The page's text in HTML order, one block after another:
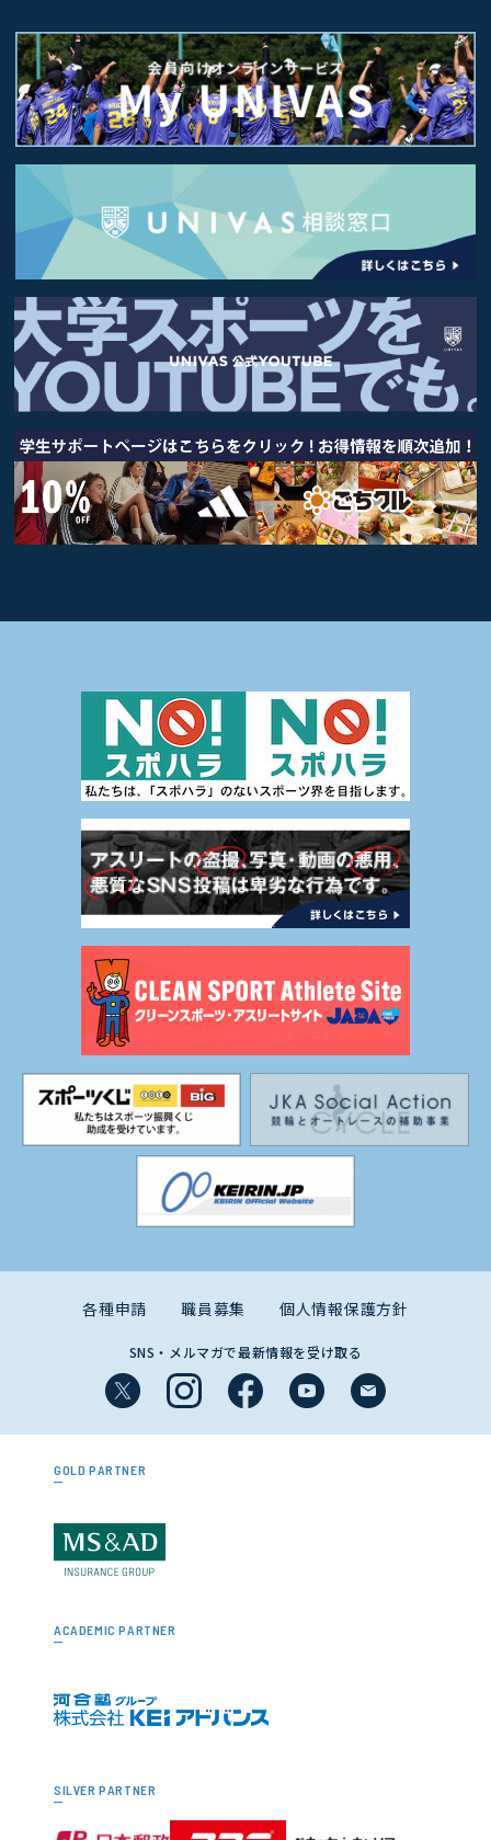
各種申請 職員募集 個人情報保護方針
SNS・メルマガで最新情報を受け取る
GOLD PARTNER
ACADEMIC PARTNER
SILVER PARTNER